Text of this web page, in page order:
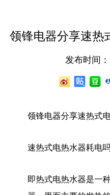
领锋电器分享速热
发布时间
领锋电器分享速热式
速热式电热水器耗电
即热式电热水器是一